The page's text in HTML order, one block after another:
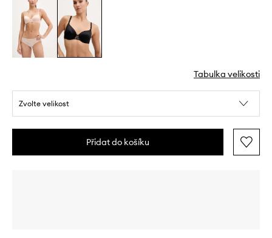
Tabulka velikosti
Zvolte velikost
Přidat do košíku